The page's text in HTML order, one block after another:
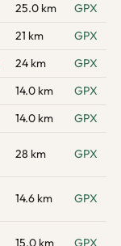
25.0 km
GPX
21 km
GPX
24 km
GPX
14.0 km
GPX
14.0 km
GPX
28 km GPX
14.6 km GPX
15.0 km GPX